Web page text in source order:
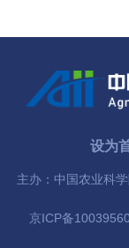
设为
主办：中国农业科
京ICP备